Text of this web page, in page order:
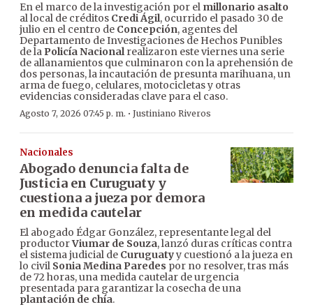
En el marco de la investigación por el millonario asalto
al local de créditos Credi Ágil, ocurrido el pasado 30 de
julio en el centro de Concepción, agentes del
Departamento de Investigaciones de Hechos Punibles
de la Policía Nacionalrealizaron este viernes una serie
de allanamientos que culminaron con la aprehensión de
dos personas, la incautación de presunta marihuana, un
arma de fuego, celulares, motocicletas y otras
evidencias consideradas clave para el caso.
Agosto 7, 2026 07:45 p. m. · Justiniano Riveros
Nacionales
Abogado denuncia falta de
Justicia en Curuguaty y
cuestiona a jueza por demora
en medida cautelar
El abogado Édgar González, representante legal del
productorViumar de Souza, lanzó duras críticas contra
el sistema judicial de Curuguatyy cuestionó a la jueza en
lo civil Sonia Medina Paredes por no resolver, tras más
de 72 horas, una medida cautelar de urgencia
presentada para garantizar la cosecha de una
plantación de chía.